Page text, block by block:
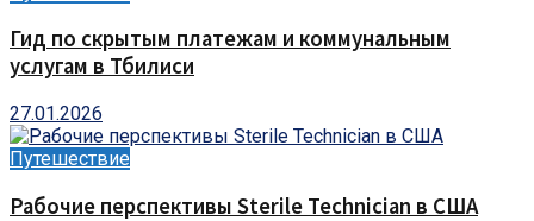
Гид по скрытым платежам и коммунальным
услугам в Тбилиси
27.01.2026
Путешествие
Рабочие перспективы Sterile Technician в США